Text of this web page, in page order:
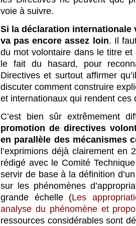
voie à suivre.
Si la déclaration internationale
va pas encore assez loin. Il
du mot volontaire dans le titre
le fait du hasard, pour
Directives et surtout affirmer
discuter comment construire
et internationaux qui rendent ces
C’est bien sûr extrêmement
promotion de directives
en parallèle des mécanismes
l’exprimions déjà clairement en
rédigé avec le Comité
servir de base à la définition
sur les phénomènes
grande échelle (Les
analyse du phénomène et
ressources considérables sont